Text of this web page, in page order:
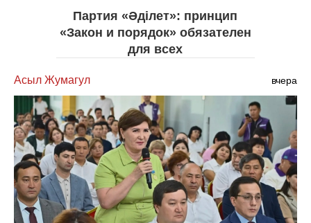
Партия «Әділет»: принцип
«Закон и порядок» обязателен
для всех
Асыл Жумагул вчера